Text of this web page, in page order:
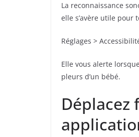
La reconnaissance
elle s’avère utile pour
Réglages >
Elle vous alerte
pleurs d’un bébé.
Déplacez